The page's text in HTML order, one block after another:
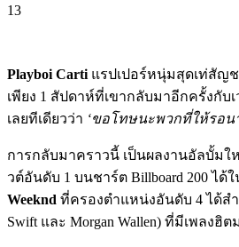
13
Playboi Carti แรปเปอร์หนุ่มสุดเท่สัญ
เพียง 1 สัปดาห์ที่เขากลับมาอีกครั้งกับ
เลยทีเดียวว่า ‘ขอโทษนะพวกที่ให้รอน
การกลับมาคราวนี้ เป็นผลงานอัลบั้มใ
วต์อันดับ 1 บนชาร์ต Billboard 200 ไ
Weeknd ที่ครองตำแหน่งอันดับ 4 ได้สำ
Swift และ Morgan Wallen) ที่มีเพลง